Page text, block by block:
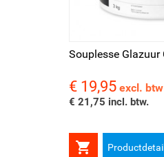
Souplesse Glazuur
Prijs
€ 19,95 excl. btw
€ 21,75 incl. btw.
